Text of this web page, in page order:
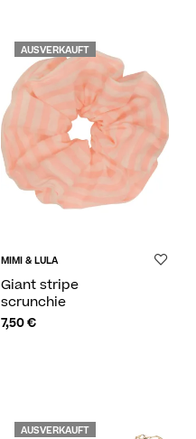
AUSVERKAUFT
MIMI & LULA
Giant stripe
scrunchie
7,50€
AUSVERKAUFT